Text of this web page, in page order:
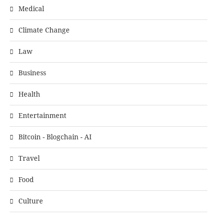
Medical
Climate Change
Law
Business
Health
Entertainment
Bitcoin - Blogchain - AI
Travel
Food
Culture